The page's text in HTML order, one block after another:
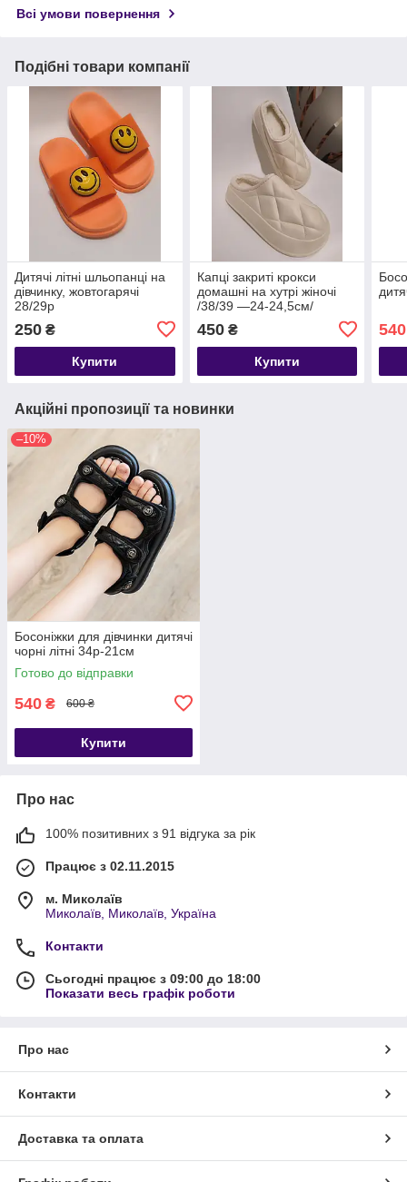
Всі умови повернення
Подібні товари компанії
Дитячі літні шльопанці на
дівчинку, жовтогарячі
28/29р
250 ₴
Купити
Капці закриті крокси
домашні на хутрі жіночі
/38/39 —24-24,5см/
450₴
Купити
540
Акційні пропозиції та новинки
–10%
Босоніжки для дівчинки дитячі
чорні літні 34р-21см
Готово до відправки
540 ₴ 600 ₴
Купити
Про нас
100% позитивних з 91 відгука за рік
Працює з 02.11.2015
м. Миколаїв
Миколаїв, Миколаїв, Україна
Контакти
Сьогодні працює з 09:00 до 18:00
Показати весь графік роботи
Про нас
Контакти
Доставка та оплата